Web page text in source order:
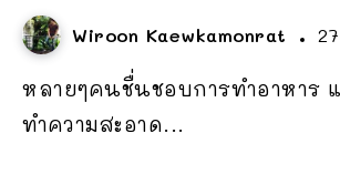
Wiroon Kaewkamonrat
หลายๆคนชื่นชอบการทำอาหาร
ทำความสะอาด...